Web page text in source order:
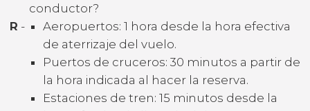
conductor?
R -
Aeropuertos: 1 hora desde la hora efectiva
de aterrizaje del vuelo.
Puertos de cruceros: 30 minutos a partir de
la hora indicada al hacer la reserva.
Estaciones de tren: 15 minutos desde la